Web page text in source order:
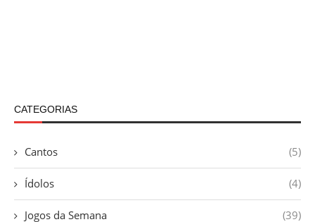
CATEGORIAS
Cantos (5)
Ídolos (4)
Jogos da Semana (39)